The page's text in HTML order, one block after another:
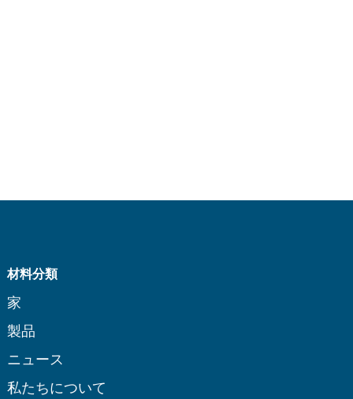
材料分類
家
製品
ニュース
私たちについて